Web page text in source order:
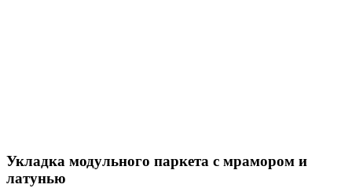
Укладка модульного паркета с мрамором и
латунью